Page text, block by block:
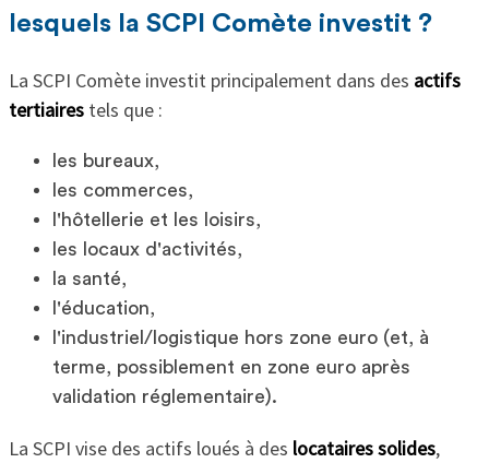
lesquels la SCPI Comète investit ?
La SCPI Comète investit principalement dans des actifs
tertiairestels que :
les bureaux,
les commerces,
l'hôtellerie et les loisirs,
les locaux d'activités,
la santé,
l'éducation,
l'industriel/logistique hors zone euro (et, à
terme, possiblement en zone euro après
validation réglementaire).
La SCPI vise des actifs loués à des locataires solides,